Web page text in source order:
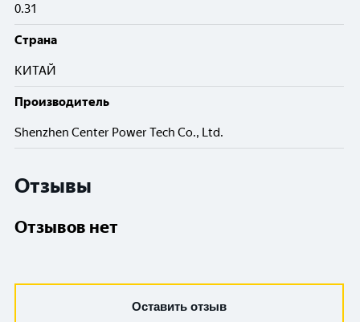
0.31
Cтрана
КИТАЙ
Производитель
Shenzhen Center Power Tech Co., Ltd.
Отзывы
Отзывов нет
Оставить отзыв